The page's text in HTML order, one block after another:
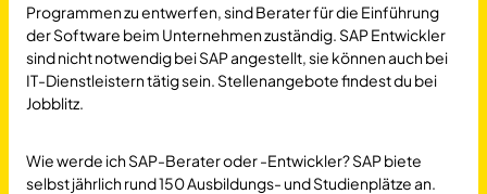
Programmen zu entwerfen, sind Berater für die Einführung
der Software beim Unternehmen zuständig. SAP Entwickler
sind nicht notwendig bei SAP angestellt, sie können auch bei
IT-Dienstleistern tätig sein. Stellenangebote findest du bei
Jobblitz.
Wie werde ich SAP-Berater oder -Entwickler? SAP biete
selbst jährlich rund 150 Ausbildungs- und Studienplätze an.